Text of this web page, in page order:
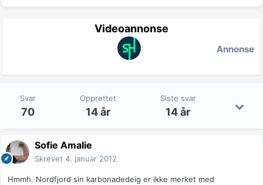
Videoannonse
Annonse
Svar
70
Opprettet
14 år
Siste svar
14 år
Sofie Amalie
Skrevet 4. januar 2012
Hmmh. Nordfjord sin karbonadedeig er ikke merket med